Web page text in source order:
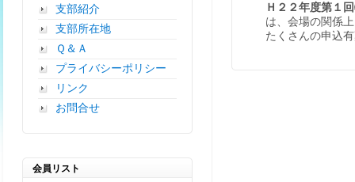
支部紹介
支部所在地
Ｑ＆Ａ
プライバシーポリシー
リンク
お問合せ
会員リスト
Ｈ２２年度第１
は、会場の関係
たくさんの申込